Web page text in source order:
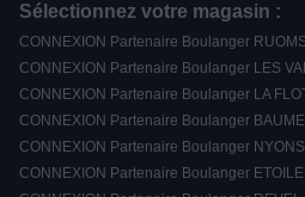
Sélectionnez votre magasin :
CONNEXION Partenaire Boulanger
CONNEXION Partenaire Boulanger LES
CONNEXION Partenaire Boulanger LA
CONNEXION Partenaire Boulanger
CONNEXION Partenaire Boulanger
CONNEXION Partenaire Boulanger